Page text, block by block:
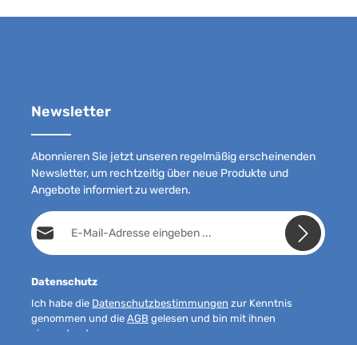
Newsletter
Abonnieren Sie jetzt unseren regelmäßig erscheinenden
Newsletter, um rechtzeitig über neue Produkte und
Angebote informiert zu werden.
E-Mail-Adresse*
Datenschutz
Ich habe die Datenschutzbestimmungen zur Kenntnis
genommen und die AGB gelesen und bin mit ihnen
einverstanden.